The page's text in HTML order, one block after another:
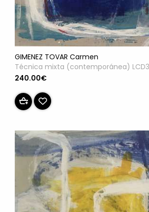
GIMENEZ TOVAR Carmen
Técnica mixta (contemporánea)
240.00€